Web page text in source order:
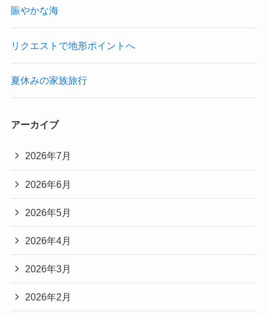
賑やかな海
リクエストで地形ポイントへ
夏休みの家族旅行
アーカイブ
2026年7月
2026年6月
2026年5月
2026年4月
2026年3月
2026年2月